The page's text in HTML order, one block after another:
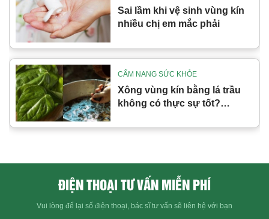
Sai lầm khi vệ sinh vùng kín
nhiều chị em mắc phải
CẨM NANG SỨC KHỎE
Xông vùng kín bằng lá trầu
không có thực sự tốt?
ĐIỆN THOẠI TƯ VẤN MIỄN PHÍ
Vui lòng để lại số điện thoại, bác sĩ tư vấn sẽ liên hệ với bạn